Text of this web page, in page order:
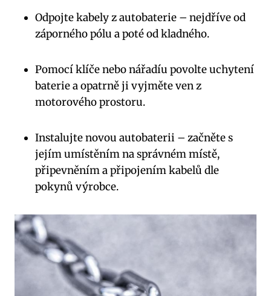
Odpojte kabely z autobaterie – nejdříve od
záporného pólu a poté od kladného.
Pomocí klíče nebo nářadíu povolte uchytení
baterie a opatrně ji vyjměte ven z
motorového prostoru.
Instalujte novou autobaterii – začněte s
jejím umístěním na správném místě,
připevněním a připojením kabelů dle
pokynů výrobce.